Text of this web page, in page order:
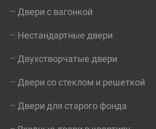
Двери с вагонкой
Нестандартные двери
Двухстворчатые двери
Двери со стеклом и решеткой
Двери для старого фонда